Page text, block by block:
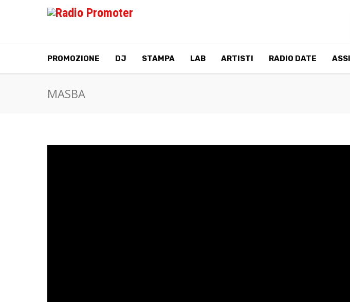
PROMOZIONE DJ STAMPA LAB ARTISTI RADIO DATE
MASBA